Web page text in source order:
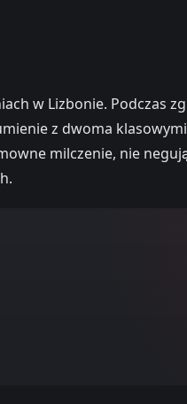
w Lizbonie. Podczas
z dwoma
milczenie, nie